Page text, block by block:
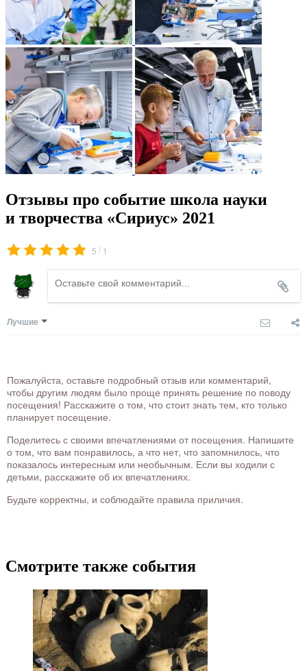
Отзывы про событие школа науки
и творчества «Сириус» 2021
5 / 1
Лучшие
Пожалуйста, оставьте подробный отзыв или комментарий,
чтобы другим людям было проще принять решение по поводу
посещения! Расскажите о том, что стоит знать тем, кто только
планирует посещение.
Поделитесь с своими впечатлениями от посещения. Напишите
о том, что вам понравилось, а что нет, что запомнилось, что
показалось интересным или необычным. Если вы ходили с
детьми, расскажите об их впечатлениях.
Будьте корректны, и соблюдайте правила приличия.
Смотрите также события